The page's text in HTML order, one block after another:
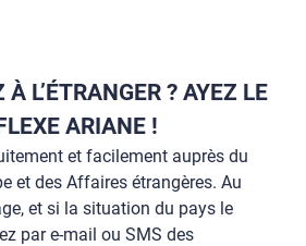
L’ÉTRANGER ? AYEZ LE
ARIANE !
et facilement auprès du
et des Affaires étrangères. Au
et si la situation du pays le
par e-mail ou SMS des